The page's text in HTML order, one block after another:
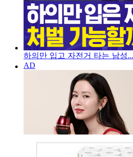
하의만 입고 자전거 타는 남성